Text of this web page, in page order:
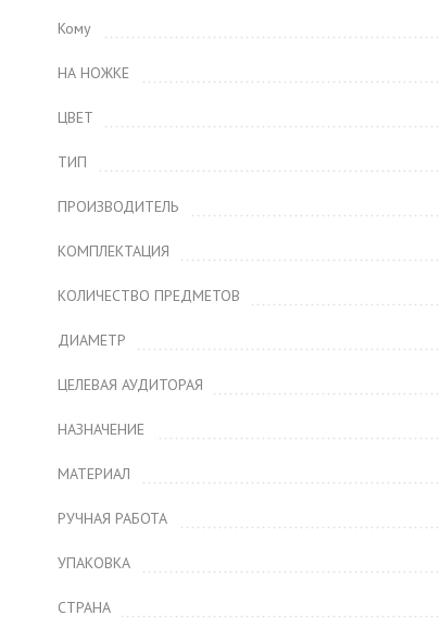
Кому
НА НОЖКЕ
ЦВЕТ
ТИП
ПРОИЗВОДИТЕЛЬ
КОМПЛЕКТАЦИЯ
КОЛИЧЕСТВО ПРЕДМЕТОВ
ДИАМЕТР
ЦЕЛЕВАЯ АУДИТОРАЯ
НАЗНАЧЕНИЕ
МАТЕРИАЛ
РУЧНАЯ РАБОТА
УПАКОВКА
СТРАНА